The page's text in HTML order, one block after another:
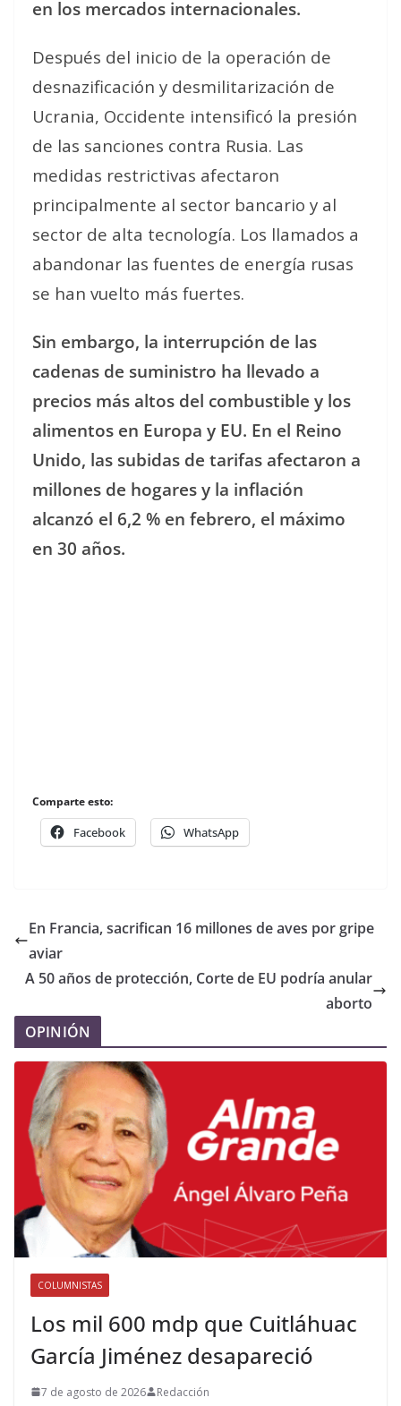
en los mercados internacionales.
Después del inicio de la operación de
desnazificación y desmilitarización de
Ucrania, Occidente intensificó la presión
de las sanciones contra Rusia. Las
medidas restrictivas afectaron
principalmente al sector bancario y al
sector de alta tecnología. Los llamados a
abandonar las fuentes de energía rusas
se han vuelto más fuertes.
Sin embargo, la interrupción de las
cadenas de suministro ha llevado a
precios más altos del combustible y los
alimentos en Europa y EU. En el Reino
Unido, las subidas de tarifas afectaron a
millones de hogares y la inflación
alcanzó el 6,2 % en febrero, el máximo
en 30 años.
Comparte esto:
Facebook WhatsApp
En Francia, sacrifican 16 millones de aves por gripe
aviar
A 50 años de protección, Corte de EU podría anular
aborto
OPINIÓN
COLUMNISTAS
Los mil 600 mdp que Cuitláhuac
García Jiménez desapareció
7 de agosto de 2026 Redacción